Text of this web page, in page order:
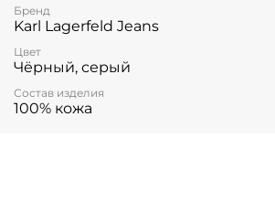
Бренд
Karl Lagerfeld Jeans
Цвет
Чёрный, серый
Состав изделия
100% кожа